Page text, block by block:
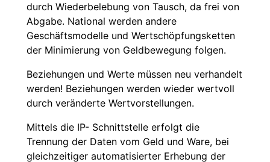
durch Wiederbelebung von Tausch, da frei von
Abgabe. National werden andere
Geschäftsmodelle und Wertschöpfungsketten
der Minimierung von Geldbewegung folgen.
Beziehungen und Werte müssen neu verhandelt
werden! Beziehungen werden wieder wertvoll
durch veränderte Wertvorstellungen.
Mittels die IP- Schnittstelle erfolgt die
Trennung der Daten vom Geld und Ware, bei
gleichzeitiger automatisierter Erhebung der